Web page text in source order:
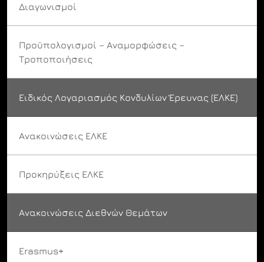
Διαγωνισμοί
Προϋπολογισμοί – Αναμορφώσεις –
Τροποποιήσεις
Ειδικός Λογαριασμός Κονδυλίων Έρευνας (ΕΛΚΕ)
Ανακοινώσεις ΕΛΚΕ
Προκηρύξεις ΕΛΚΕ
Ανακοινώσεις Διεθνών Θεμάτων
Erasmus+